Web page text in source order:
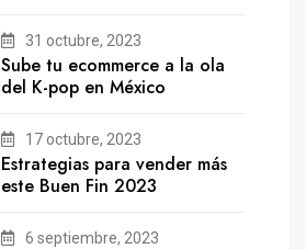
31 octubre, 2023
Sube tu ecommerce a la ola
del K-pop en México
17 octubre, 2023
Estrategias para vender más
este Buen Fin 2023
6 septiembre, 2023